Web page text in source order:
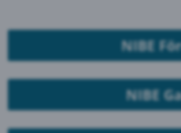
NIBE
NIBE